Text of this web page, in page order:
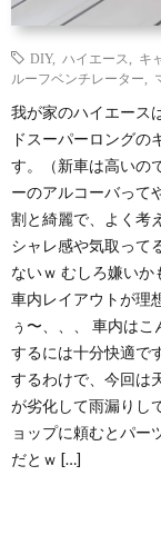
DIY, ハイエース キ
ルーフベンチレーター
我が家のハイエース
ドスーパーロングの
す。（新車は高いの
ーのアルコーバって
割と綺麗で、よく考
シャレ感や気取って
ないｗ むしろ嫌い
車内レイアウトが理
ぅ〜、、、 車内は
するには十分快適で
するわけで、今回は
が劣化して雨漏りし
ョップに頼むとパー
だとｗ […]